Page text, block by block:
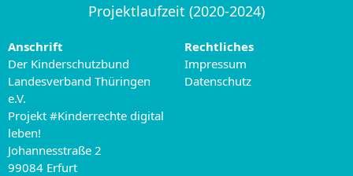
Projektlaufzeit (2020-2024)
Anschrift
Der Kinderschutzbund
Landesverband Thüringen
e.V.
Projekt #Kinderrechte digital
leben!
Johannesstraße 2
99084 Erfurt
Rechtliches
Impressum
Datenschutz